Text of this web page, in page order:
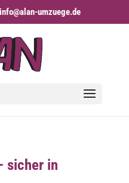
info@alan-umzuege.de
sicher in